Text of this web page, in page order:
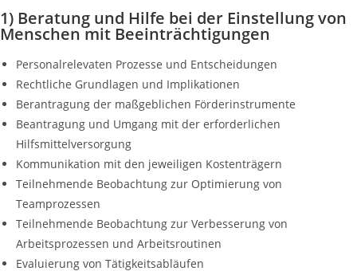
1) Beratung und Hilfe bei der Einstellung von
Menschen mit Beeinträchtigungen
Personalrelevaten Prozesse und Entscheidungen
Rechtliche Grundlagen und Implikationen
Berantragung der maßgeblichen Förderinstrumente
Beantragung und Umgang mit der erforderlichen
Hilfsmittelversorgung
Kommunikation mit den jeweiligen Kostenträgern
Teilnehmende Beobachtung zur Optimierung von
Teamprozessen
Teilnehmende Beobachtung zur Verbesserung von
Arbeitsprozessen und Arbeitsroutinen
Evaluierung von Tätigkeitsabläufen